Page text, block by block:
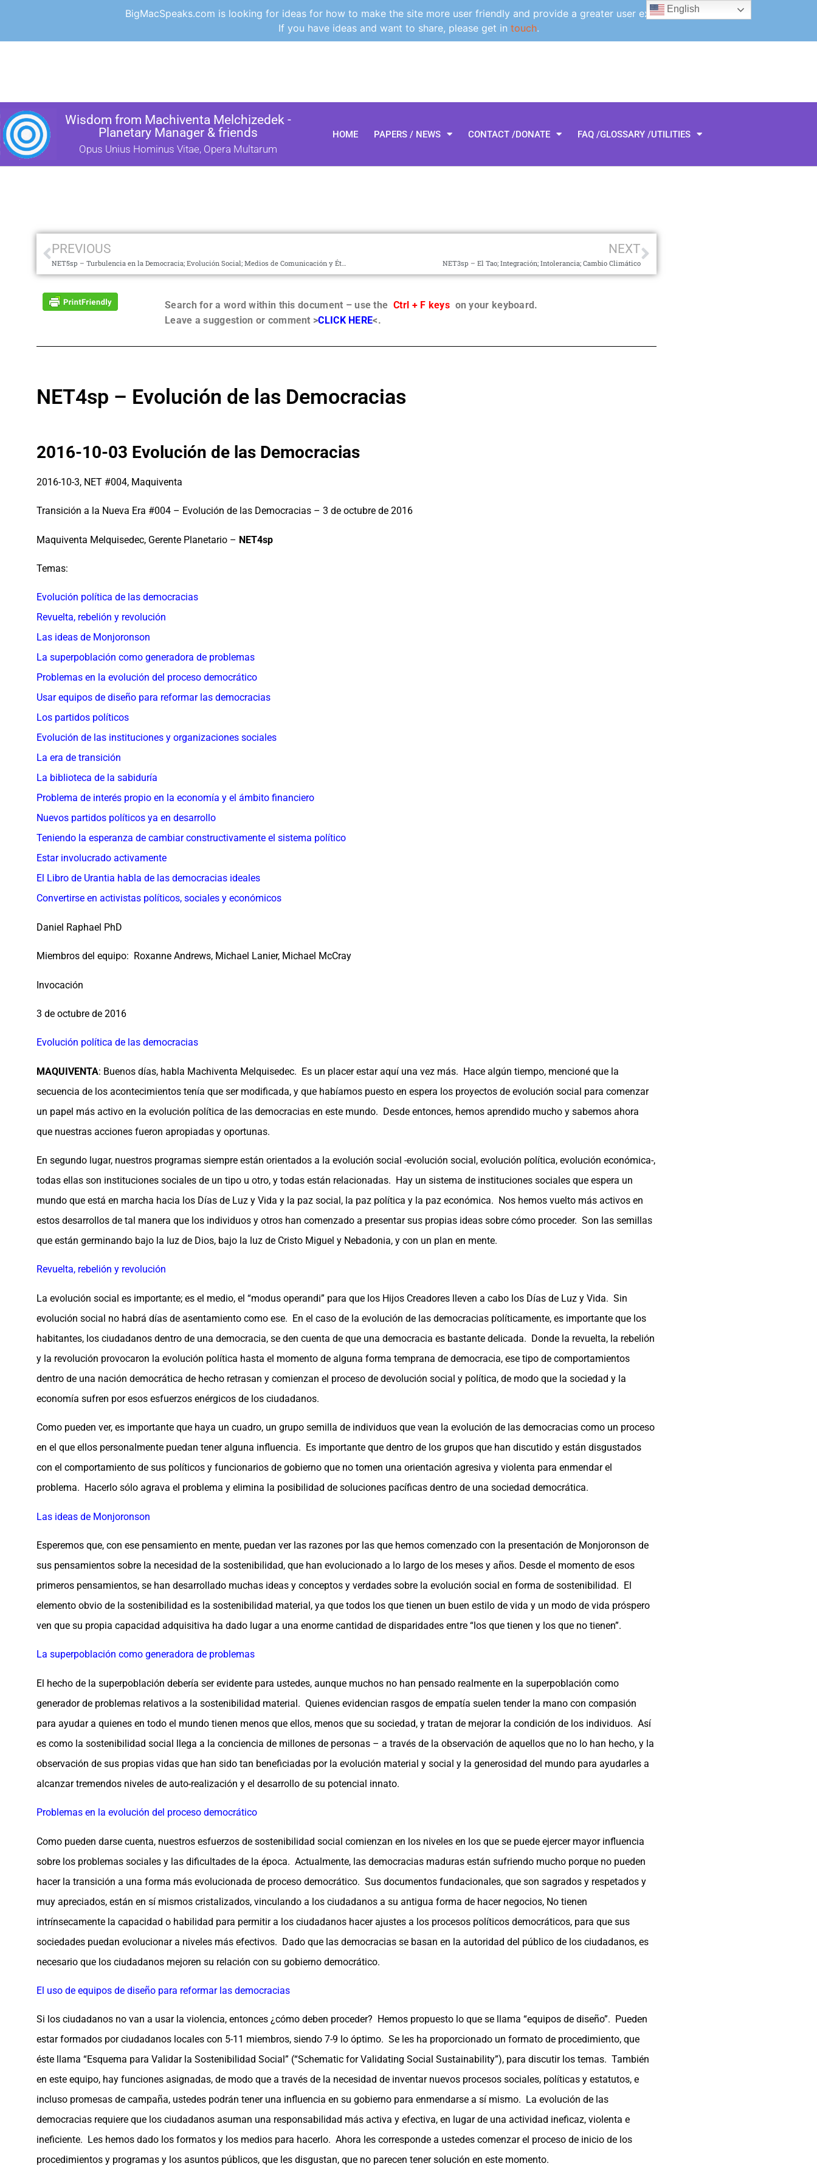
BigMacSpeaks.com is looking for ideas for how to make the site more user friendly and provide a greater user experience.
If you have ideas and want to share, please get in touch.
Wisdom from Machiventa Melchizedek -
Planetary Manager & friends
Opus Unius Hominus Vitae, Opera Multarum
HOME PAPERS / NEWS CONTACT /DONATE FAQ /GLOSSARY /UTILITIES
PREVIOUS
NET5sp – Turbulencia en la Democracia; Evolución Social; Medios de Comunicación y Ética
NEXT
NET3sp – El Tao; Integración; Intolerancia; Cambio Climático
Search for a word within this document – use the Ctrl + F keyson your keyboard.
Leave a suggestion or comment >CLICK HERE<.
NET4sp – Evolución de las Democracias
2016-10-03 Evolución de las Democracias
2016-10-3, NET #004, Maquiventa
Transición a la Nueva Era #004 – Evolución de las Democracias – 3 de octubre de 2016
Maquiventa Melquisedec, Gerente Planetario – NET4sp
Temas:
Evolución política de las democracias
Revuelta, rebelión y revolución
Las ideas de Monjoronson
La superpoblación como generadora de problemas
Problemas en la evolución del proceso democrático
Usar equipos de diseño para reformar las democracias
Los partidos políticos
Evolución de las instituciones y organizaciones sociales
La era de transición
La biblioteca de la sabiduría
Problema de interés propio en la economía y el ámbito financiero
Nuevos partidos políticos ya en desarrollo
Teniendo la esperanza de cambiar constructivamente el sistema político
Estar involucrado activamente
El Libro de Urantia habla de las democracias ideales
Convertirse en activistas políticos, sociales y económicos
Daniel Raphael PhD
Miembros del equipo: Roxanne Andrews, Michael Lanier, Michael McCray
Invocación
3 de octubre de 2016
Evolución política de las democracias
MAQUIVENTA: Buenos días, habla Machiventa Melquisedec. Es un placer estar aquí una vez más. Hace algún tiempo, mencioné que la
secuencia de los acontecimientos tenía que ser modificada, y que habíamos puesto en espera los proyectos de evolución social para comenzar
un papel más activo en la evolución política de las democracias en este mundo. Desde entonces, hemos aprendido mucho y sabemos ahora
que nuestras acciones fueron apropiadas y oportunas.
En segundo lugar, nuestros programas siempre están orientados a la evolución social -evolución social, evolución política, evolución económica-,
todas ellas son instituciones sociales de un tipo u otro, y todas están relacionadas. Hay un sistema de instituciones sociales que espera un
mundo que está en marcha hacia los Días de Luz y Vida y la paz social, la paz política y la paz económica. Nos hemos vuelto más activos en
estos desarrollos de tal manera que los individuos y otros han comenzado a presentar sus propias ideas sobre cómo proceder. Son las semillas
que están germinando bajo la luz de Dios, bajo la luz de Cristo Miguel y Nebadonia, y con un plan en mente.
Revuelta, rebelión y revolución
La evolución social es importante; es el medio, el “modus operandi” para que los Hijos Creadores lleven a cabo los Días de Luz y Vida. Sin
evolución social no habrá días de asentamiento como ese. En el caso de la evolución de las democracias políticamente, es importante que los
habitantes, los ciudadanos dentro de una democracia, se den cuenta de que una democracia es bastante delicada. Donde la revuelta, la rebelión
y la revolución provocaron la evolución política hasta el momento de alguna forma temprana de democracia, ese tipo de comportamientos
dentro de una nación democrática de hecho retrasan y comienzan el proceso de devolución social y política, de modo que la sociedad y la
economía sufren por esos esfuerzos enérgicos de los ciudadanos.
Como pueden ver, es importante que haya un cuadro, un grupo semilla de individuos que vean la evolución de las democracias como un proceso
en el que ellos personalmente puedan tener alguna influencia. Es importante que dentro de los grupos que han discutido y están disgustados
con el comportamiento de sus políticos y funcionarios de gobierno que no tomen una orientación agresiva y violenta para enmendar el
problema. Hacerlo sólo agrava el problema y elimina la posibilidad de soluciones pacíficas dentro de una sociedad democrática.
Las ideas de Monjoronson
Esperemos que, con ese pensamiento en mente, puedan ver las razones por las que hemos comenzado con la presentación de Monjoronson de
sus pensamientos sobre la necesidad de la sostenibilidad, que han evolucionado a lo largo de los meses y años. Desde el momento de esos
primeros pensamientos, se han desarrollado muchas ideas y conceptos y verdades sobre la evolución social en forma de sostenibilidad. El
elemento obvio de la sostenibilidad es la sostenibilidad material, ya que todos los que tienen un buen estilo de vida y un modo de vida próspero
ven que su propia capacidad adquisitiva ha dado lugar a una enorme cantidad de disparidades entre “los que tienen y los que no tienen”.
La superpoblación como generadora de problemas
El hecho de la superpoblación debería ser evidente para ustedes, aunque muchos no han pensado realmente en la superpoblación como
generador de problemas relativos a la sostenibilidad material. Quienes evidencian rasgos de empatía suelen tender la mano con compasión
para ayudar a quienes en todo el mundo tienen menos que ellos, menos que su sociedad, y tratan de mejorar la condición de los individuos. Así
es como la sostenibilidad social llega a la conciencia de millones de personas – a través de la observación de aquellos que no lo han hecho, y la
observación de sus propias vidas que han sido tan beneficiadas por la evolución material y social y la generosidad del mundo para ayudarles a
alcanzar tremendos niveles de auto-realización y el desarrollo de su potencial innato.
Problemas en la evolución del proceso democrático
Como pueden darse cuenta, nuestros esfuerzos de sostenibilidad social comienzan en los niveles en los que se puede ejercer mayor influencia
sobre los problemas sociales y las dificultades de la época. Actualmente, las democracias maduras están sufriendo mucho porque no pueden
hacer la transición a una forma más evolucionada de proceso democrático. Sus documentos fundacionales, que son sagrados y respetados y
muy apreciados, están en sí mismos cristalizados, vinculando a los ciudadanos a su antigua forma de hacer negocios, No tienen
intrínsecamente la capacidad o habilidad para permitir a los ciudadanos hacer ajustes a los procesos políticos democráticos, para que sus
sociedades puedan evolucionar a niveles más efectivos. Dado que las democracias se basan en la autoridad del público de los ciudadanos, es
necesario que los ciudadanos mejoren su relación con su gobierno democrático.
El uso de equipos de diseño para reformar las democracias
Si los ciudadanos no van a usar la violencia, entonces ¿cómo deben proceder? Hemos propuesto lo que se llama “equipos de diseño”. Pueden
estar formados por ciudadanos locales con 5-11 miembros, siendo 7-9 lo óptimo. Se les ha proporcionado un formato de procedimiento, que
éste llama “Esquema para Validar la Sostenibilidad Social” (“Schematic for Validating Social Sustainability”), para discutir los temas. También
en este equipo, hay funciones asignadas, de modo que a través de la necesidad de inventar nuevos procesos sociales, políticas y estatutos, e
incluso promesas de campaña, ustedes podrán tener una influencia en su gobierno para enmendarse a sí mismo. La evolución de las
democracias requiere que los ciudadanos asuman una responsabilidad más activa y efectiva, en lugar de una actividad ineficaz, violenta e
ineficiente. Les hemos dado los formatos y los medios para hacerlo. Ahora les corresponde a ustedes comenzar el proceso de inicio de los
procedimientos y programas y los asuntos públicos, que les disgustan, que no parecen tener solución en este momento.
English